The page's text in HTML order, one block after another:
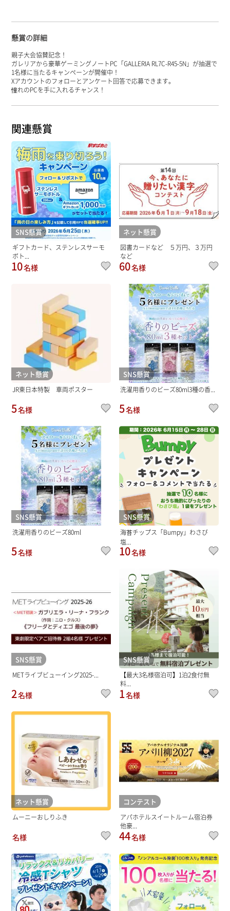
懸賞の詳細
親子大会協賛記念！
ガレリアから豪華ゲーミングノートPC「GALLERIA RL7C-R45-5N」が抽選で
1名様に当たるキャンペーンが開催中！
Xアカウントのフォローとアンケート回答で応募できます。
憧れのPCを手に入れるチャンス！
関連懸賞
SNS懸賞
ギフトカード、ステンレスサーモ
ボト...
10名様
ネット懸賞
図書カードなど ５万円、３万円
など
60名様
ネット懸賞
JR東日本特製 車両ポスター
5名様
SNS懸賞
洗濯用香りのビーズ80ml3種の香...
5名様
SNS懸賞
洗濯用香りのビーズ80ml
5名様
SNS懸賞
海苔チップス「Bumpy」わさび
塩...
10名様
SNS懸賞
METライブビューイング2025-...
2名様
SNS懸賞
【最大3名様宿泊可】1泊2食付無
料...
1名様
ネット懸賞
ムーニーおしりふき
名様
コンテスト
アパホテルスイートルーム宿泊券
他豪...
44名様